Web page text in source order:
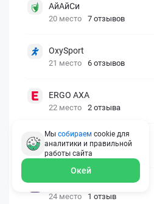
АйАйСи
20 место 7 отзывов
OxySport
21 место 6 отзывов
ERGO AXA
22 место 2 отзыва
Oxy Travel Premium
23 место 1 отзыв
УралСиб
24 место 1 отзыв
Мы собираем cookie для
аналитики и правильной
работы сайта
Окей